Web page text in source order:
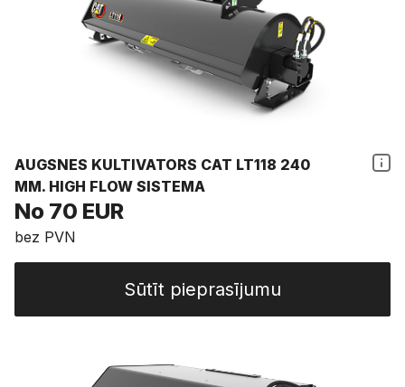
AUGSNES KULTIVATORS CAT LT118 240
MM. HIGH FLOW SISTEMA
No 70 EUR
bez PVN
Sūtīt pieprasījumu